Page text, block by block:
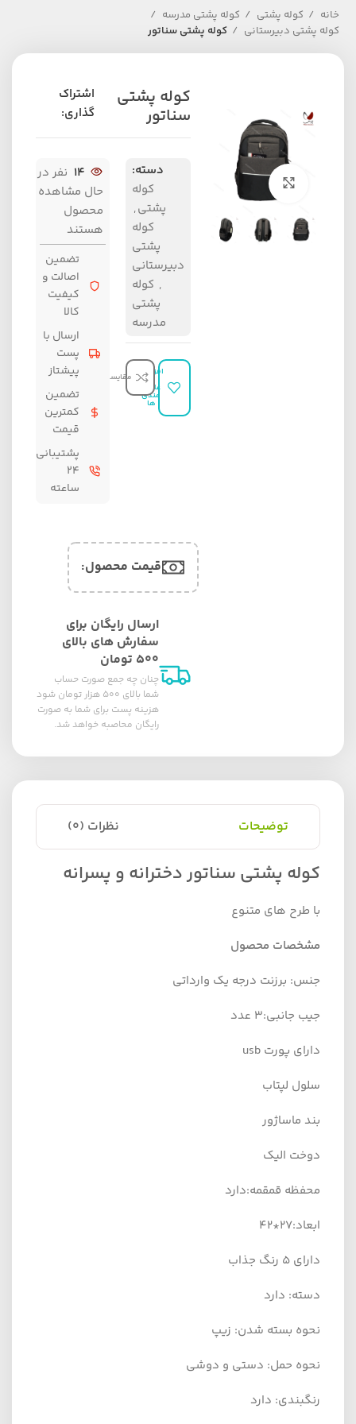
خانه کوله پشتی
کوله پشتی مدرسه
کوله پشتی دبیرستانی
کوله پشتی سناتور
برای بزرگنمایی کلیک کنید
کوله پشتی
سناتور
اشتراک
گذاری:
دسته:
کوله
پشتی,
کوله
پشتی
دبیرستانی
, کوله
پشتی
مدرسه
افزودن
به
علاقه
مندی
ها
مقایسه
14 نفر در
حال مشاهده
محصول
هستند
تضمین
اصالت و
کیفیت
کالا
ارسال با
پست
پیشتاز
تضمین
کمترین
قیمت
پشتیبانی
۲۴
ساعته
قیمت محصول:​
ارسال رایگان برای
سفارش های بالای
۵۰۰ تومان
چنان چه جمع صورت حساب
شما بالای ۵۰۰ هزار تومان شود
هزینه پست برای شما به صورت
رایگان محاصبه خواهد شد.
توضیحات نظرات (0)
کوله پشتی سناتور دخترانه و پسرانه
با طرح های متنوع
مشخصات محصول
جنس: برزنت درجه یک وارداتی
جیب جانبی:3 عدد
دارای پورت usb
سلول لپتاب
بند ماساژور
دوخت الیک
محفظه قمقمه:دارد
ابعاد:27*42
دارای 5 رنگ جذاب
دسته: دارد
نحوه بسته شدن: زیپ
نحوه حمل: دستی و دوشی
رنگبندی: دارد